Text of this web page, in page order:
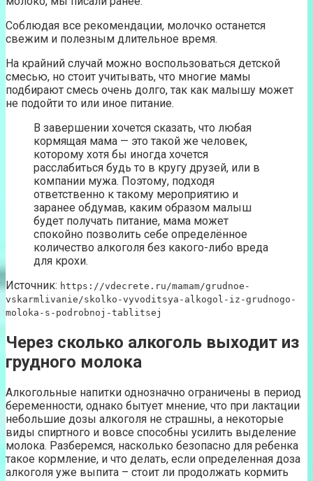
Соблюдая все рекомендации, молочко останется
свежим и полезным длительное время.
На крайний случай можно воспользоваться детской
смесью, но стоит учитывать, что многие мамы
подбирают смесь очень долго, так как малышу может
не подойти то или иное питание.
В завершении хочется сказать, что любая
кормящая мама — это такой же человек,
которому хотя бы иногда хочется
расслабиться будь то в кругу друзей, или в
компании мужа. Поэтому, подходя
ответственно к такому мероприятию и
заранее обдумав, каким образом малыш
будет получать питание, мама может
спокойно позволить себе определённое
количество алкоголя без какого-либо вреда
для крохи.
Источник: https://vdecrete.ru/mamam/grudnoe-
vskarmlivanie/skolko-vyvoditsya-alkogol-iz-grudnogo-
moloka-s-podrobnoj-tablitsej
Через сколько алкоголь выходит из
грудного молока
Алкогольные напитки однозначно ограничены в период
беременности, однако бытует мнение, что при лактации
небольшие дозы алкоголя не страшны, а некоторые
виды спиртного и вовсе способны усилить выделение
молока. Разберемся, насколько безопасно для ребенка
такое кормление, и что делать, если определенная доза
алкоголя уже выпита – стоит ли продолжать кормить